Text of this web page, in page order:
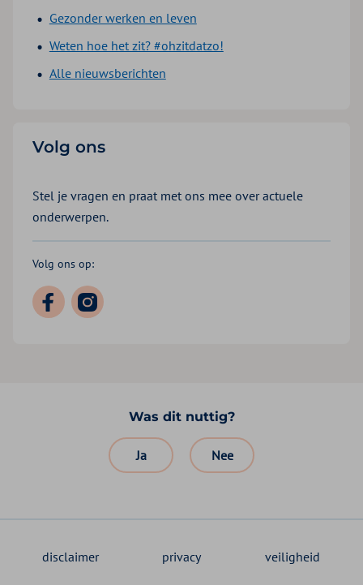
Gezonder werken en leven
Weten hoe het zit? #ohzitdatzo!
Alle nieuwsberichten
Volg ons
Stel je vragen en praat met ons mee over actuele
onderwerpen.
Volg ons op:
Was dit nuttig?
Ja Nee
disclaimer privacy veiligheid